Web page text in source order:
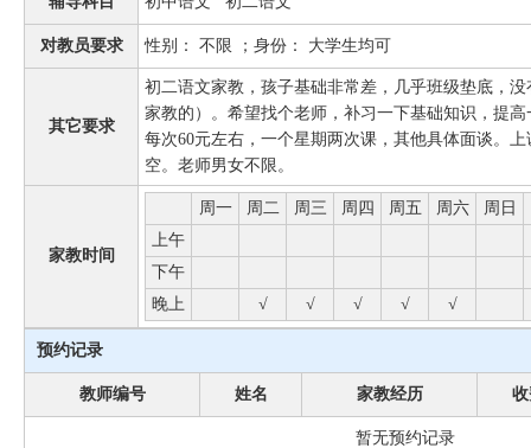
对教员要求 性别： 不限 ；身份： 大学生均可
其它要求
初二语文家教，孩子基础非常差，几乎班级垫底，
家教的）。希望找个老师，补习一下基础知识，提
每次60元左右，一个星期两次课，其他具体面谈。
空。老师男女不限。
家教时间
周一 周二 周三 周四 周五 周六 周日
上午
下午
晚上
√ √ √ √ √
预约记录
教师编号 姓名 家教经历
暂无预约记录